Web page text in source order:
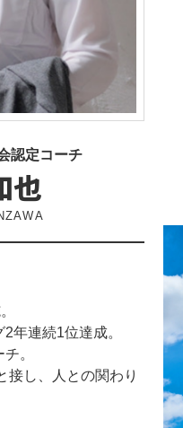
認定コーチ
也
年連続1位達成。
。
接し、人との関わり